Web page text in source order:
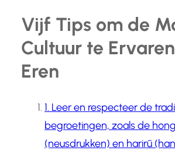
Vijf Tips om de
Cultuur te
Eren
1. Leer en respecteer de
begroetingen, zoals de
(neusdrukken) en harirū